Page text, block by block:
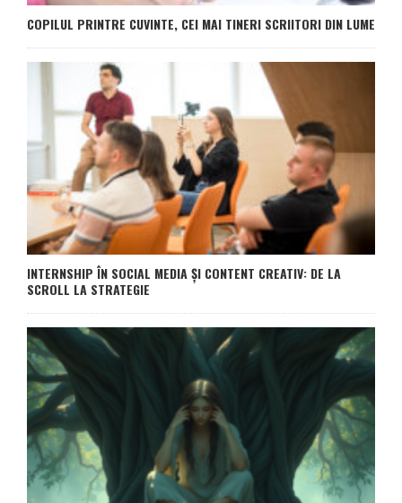
COPILUL PRINTRE CUVINTE, CEI MAI TINERI SCRIITORI DIN LUME
INTERNSHIP ÎN SOCIAL MEDIA ȘI CONTENT CREATIV: DE LA
SCROLL LA STRATEGIE